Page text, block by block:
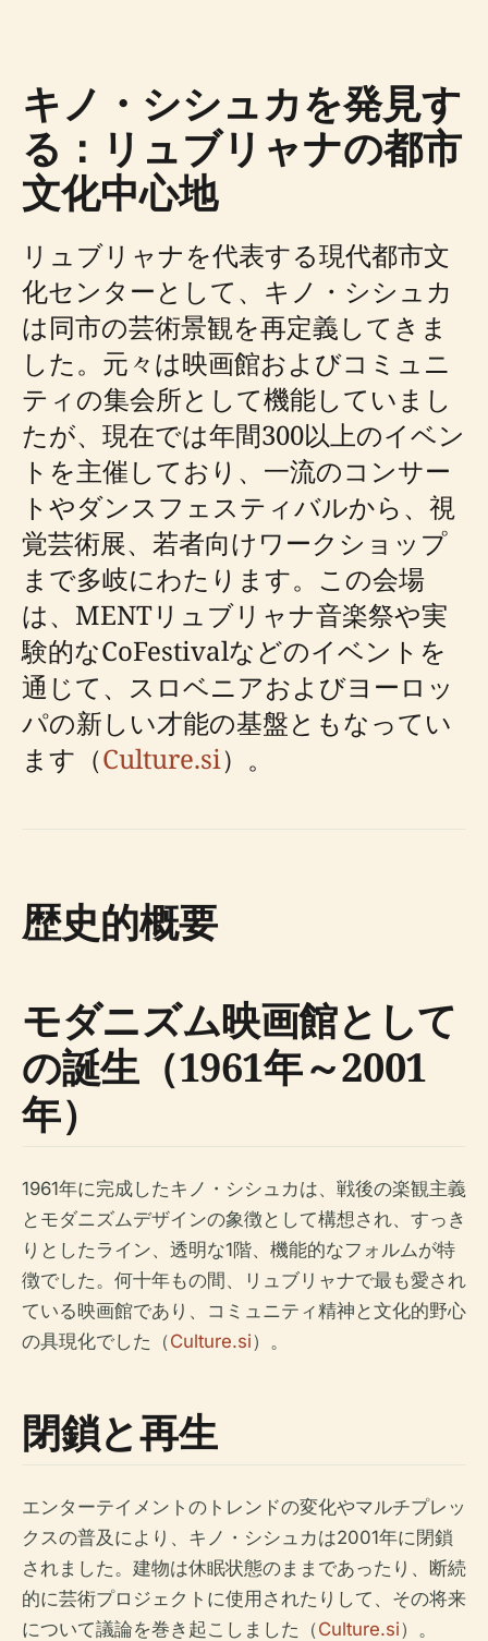
キノ・シシュカを発見す
る：リュブリャナの都市
文化中心地
リュブリャナを代表する現代都市文
化センターとして、キノ・シシュカ
は同市の芸術景観を再定義してきま
した。元々は映画館およびコミュニ
ティの集会所として機能していまし
たが、現在では年間300以上のイベン
トを主催しており、一流のコンサー
トやダンスフェスティバルから、視
覚芸術展、若者向けワークショップ
まで多岐にわたります。この会場
は、MENTリュブリャナ音楽祭や実
験的なCoFestivalなどのイベントを
通じて、スロベニアおよびヨーロッ
パの新しい才能の基盤ともなってい
ます（Culture.si）。
歴史的概要
モダニズム映画館として
の誕生（1961年～2001
年）
1961年に完成したキノ・シシュカは、戦後の楽観主義
とモダニズムデザインの象徴として構想され、すっき
りとしたライン、透明な1階、機能的なフォルムが特
徴でした。何十年もの間、リュブリャナで最も愛され
ている映画館であり、コミュニティ精神と文化的野心
の具現化でした（Culture.si）。
閉鎖と再生
エンターテイメントのトレンドの変化やマルチプレッ
クスの普及により、キノ・シシュカは2001年に閉鎖
されました。建物は休眠状態のままであったり、断続
的に芸術プロジェクトに使用されたりして、その将来
について議論を巻き起こしました（Culture.si）。